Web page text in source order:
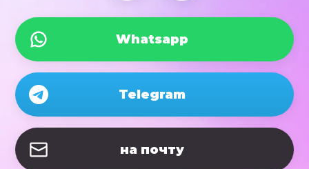
Whatsapp
Telegram
на почту